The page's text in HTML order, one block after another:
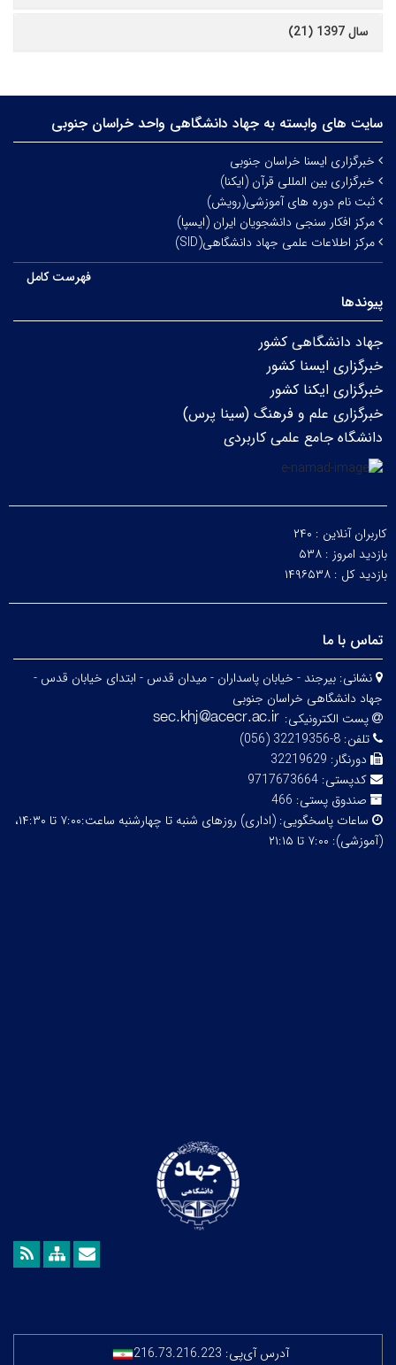
سال 1397 (21)
سایت های وابسته به جهاد دانشگاهی واحد خراسان جنوبی
خبرگزاری ایسنا خراسان جنوبی
خبرگزاری بین المللی قرآن (ایکنا)
ثبت نام دوره های آموزشی(رویش)
مرکز افکار سنجی دانشجویان ایران (ایسپا)
مرکز اطلاعات علمی جهاد دانشگاهی(SID)
فهرست کامل
پیوندها
جهاد دانشگاهی کشور
خبرگزاری ایسنا کشور
خبرگزاری ایکنا کشور
خبرگزاری علم و فرهنگ (سینا پرس)
دانشگاه جامع علمی کاربردی
کاربران آنلاین : ۲۴۰
بازدید امروز : ۵۳۸
بازدید کل : ۱۴۹۶۵۳۸
تماس با ما
نشانی: بیرجند - خیابان پاسداران - میدان قدس - ابتدای خیابان قدس -
جهاد دانشگاهی خراسان جنوبی
پست الکترونیکی:
تلفن: 8-32219356 (056)
دورنگار: 32219629
کدپستی: 9717673664
صندوق پستی: 466
ساعات پاسخگویی:
(اداری) روزهای شنبه تا چهارشنبه ساعت:۷:۰۰ تا ۱۴:۳۰،
(آموزشی): ۷:۰۰ تا ۲۱:۱۵
آدرس آی‌پی: 216.73.216.223